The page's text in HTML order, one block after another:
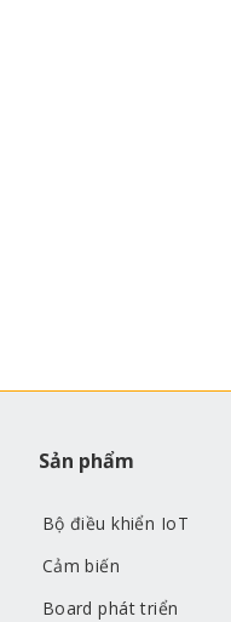
Sản phẩm
Bộ điều khiển IoT
Cảm biến
Board phát triển